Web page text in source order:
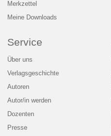
Merkzettel
Meine Downloads
Service
Über uns
Verlagsgeschichte
Autoren
Autor/in werden
Dozenten
Presse